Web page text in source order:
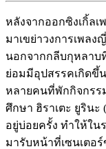
หลังจากออกซิงเกิ้ลเ
มาเขย่าวงการเพลง
นอกจากกลีบกุหลาบ
ย่อมมีอุปสรรคเกิดขึ้
หลายคนที่พักกิจกรร
ศึกษา ฮิราเตะ ยูรินะ
อยู่บ่อยครั้ง ทำให้ใน
มารับหน้าที่เซนเตอ